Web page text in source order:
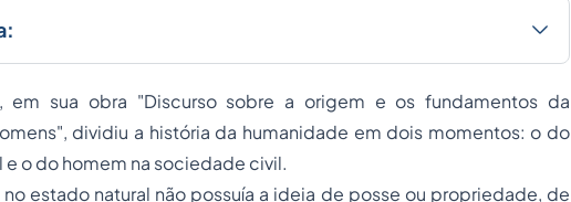
em sua obra "Discurso sobre a origem e os fundamentos da
dividiu a história da humanidade em dois momentos: o do
o do homem na sociedade civil.
estado natural não possuía a ideia de posse ou propriedade, de